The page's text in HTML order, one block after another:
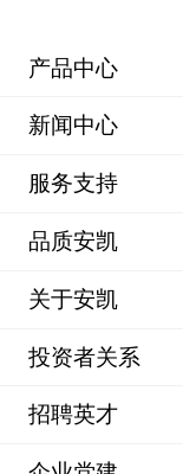
产品中心
新闻中心
服务支持
品质安凯
关于安凯
投资者关系
招聘英才